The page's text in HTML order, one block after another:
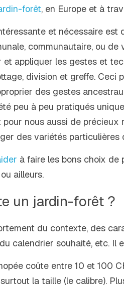
forêt, en Europe et à
et nécessaire est
communautaire, ou
et appliquer les gestes et
division et greffe.
des gestes
peu à peu pratiqués
nous aussi de
des variétés
à faire les bons choix de
ailleurs.
un jardin-forêt ?
du contexte, des
calendrier souhaité, etc. Il
coûte entre 10 et 100
la taille (le calibre).